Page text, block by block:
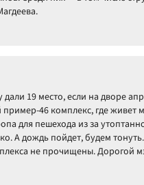
19 место, если на дворе
46 комплекс, где живет
для пешехода из за
А дождь пойдет, будем
не прочищены. Дорогой